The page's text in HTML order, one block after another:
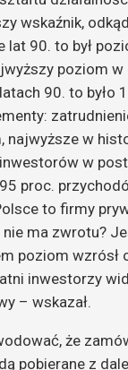
wskaźnik,
lat 90. to był
poziom w
90. to było
najwyższe w
w
proc.
to firmy
ma zwrotu?
poziom wzrósł
inwestorzy
– wskazał.
że
pobierane z